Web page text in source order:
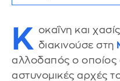
Κ οκαΐνη και
διακινούσε στη
αλλοδαπός ο οποίος
αστυνομικές αρχές